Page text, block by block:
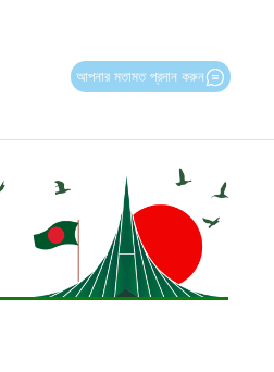
আপনার মতামত প্রদান করুন